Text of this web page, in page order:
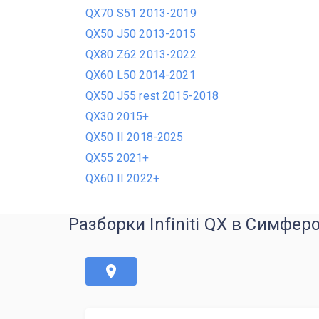
QX70 S51 2013-2019
QX50 J50 2013-2015
QX80 Z62 2013-2022
QX60 L50 2014-2021
QX50 J55 rest 2015-2018
QX30 2015+
QX50 II 2018-2025
QX55 2021+
QX60 II 2022+
Разборки Infiniti QX в